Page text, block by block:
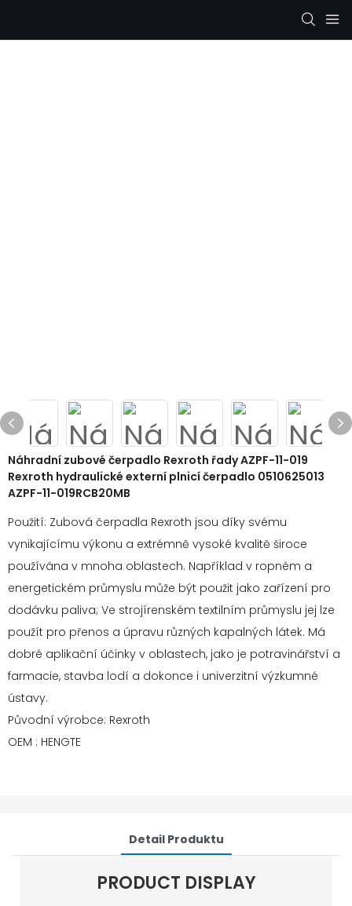
Náhradní zubové čerpadlo Rexroth řady AZPF-11-019
Rexroth hydraulické externí plnicí čerpadlo 0510625013
AZPF-11-019RCB20MB
Použití: Zubová čerpadla Rexroth jsou díky svému
vynikajícímu výkonu a extrémně vysoké kvalitě široce
používána v mnoha oblastech. Například v ropném a
energetickém průmyslu může být použit jako zařízení pro
dodávku paliva; Ve strojírenském textilním průmyslu jej lze
použít pro přenos a úpravu různých kapalných látek. Má
dobré aplikační účinky v oblastech, jako je potravinářství a
farmacie, stavba lodí a dokonce i univerzitní výzkumné
ústavy.
Původní výrobce: Rexroth
OEM : HENGTE
Detail Produktu
PRODUCT DISPLAY